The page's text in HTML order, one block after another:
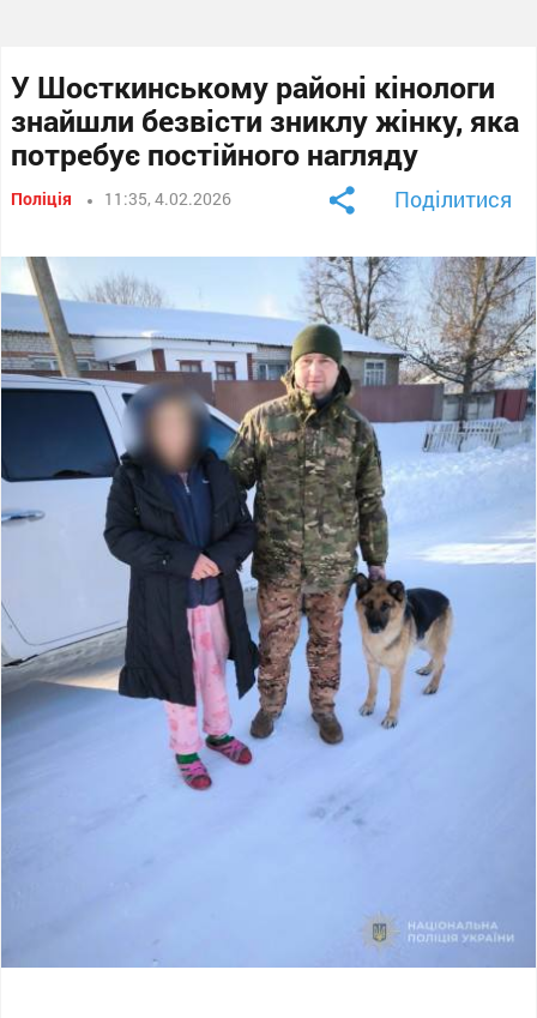
У Шосткинському районі кінологи
знайшли безвісти зниклу жінку, яка
потребує постійного нагляду
Поліція 11:35, 4.02.2026 Поділитися